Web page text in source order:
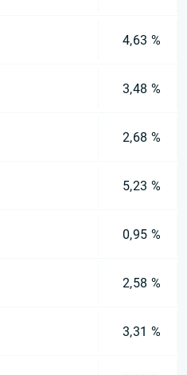
4,63 %
3,48 %
2,68 %
5,23 %
0,95 %
2,58 %
3,31 %